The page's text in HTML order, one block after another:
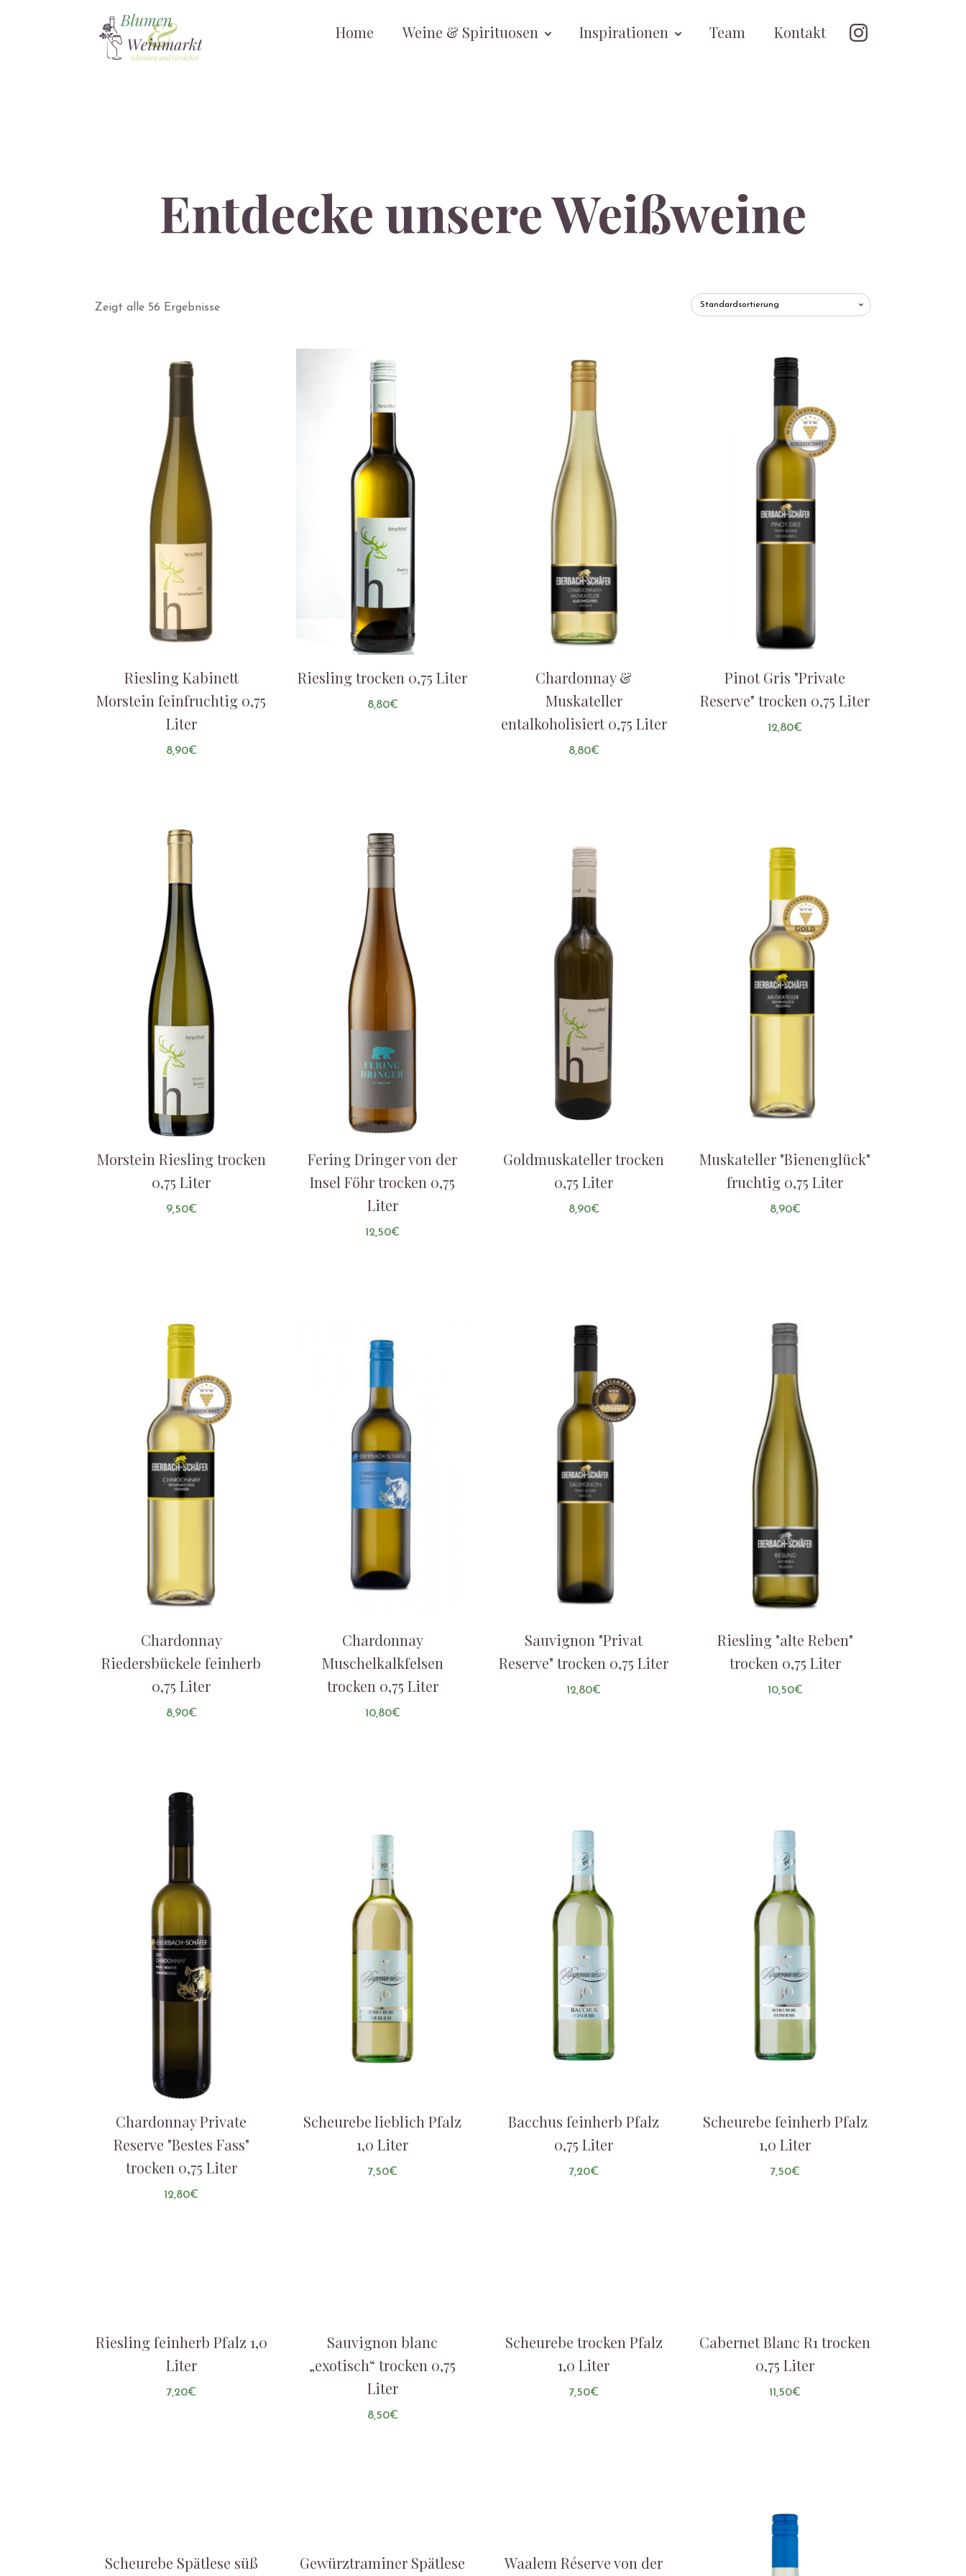
Home Weine & Spirituosen Inspirationen Team Kontakt
Entdecke unsere Weißweine
Zeigt alle 56 Ergebnisse
Riesling Kabinett
Morstein feinfruchtig 0,75
Liter
8,90€
Riesling trocken 0,75 Liter
8,80€
Chardonnay &
Muskateller
entalkoholisiert 0,75 Liter
8,80€
Pinot Gris "Private
Reserve" trocken 0,75 Liter
12,80€
Morstein Riesling trocken
0,75 Liter
9,50€
Fering Dringer von der
Insel Föhr trocken 0,75
Liter
12,50€
Goldmuskateller trocken
0,75 Liter
8,90€
Muskateller "Bienenglück"
fruchtig 0,75 Liter
8,90€
Chardonnay
Riedersbückele feinherb
0,75 Liter
8,90€
Chardonnay
Muschelkalkfelsen
trocken 0,75 Liter
10,80€
Sauvignon "Privat
Reserve" trocken 0,75 Liter
12,80€
Riesling "alte Reben"
trocken 0,75 Liter
10,50€
Chardonnay Private
Reserve "Bestes Fass"
trocken 0,75 Liter
12,80€
Scheurebe lieblich Pfalz
1,0 Liter
7,50€
Bacchus feinherb Pfalz
0,75 Liter
7,20€
Scheurebe feinherb Pfalz
1,0 Liter
7,50€
Riesling feinherb Pfalz 1,0
Liter
7,20€
Sauvignon blanc
„exotisch“ trocken 0,75
Liter
8,50€
Scheurebe trocken Pfalz
1,0 Liter
7,50€
Cabernet Blanc R1 trocken
0,75 Liter
11,50€
Scheurebe Spätlese süß
Gewürztraminer Spätlese
Waalem Réserve von der